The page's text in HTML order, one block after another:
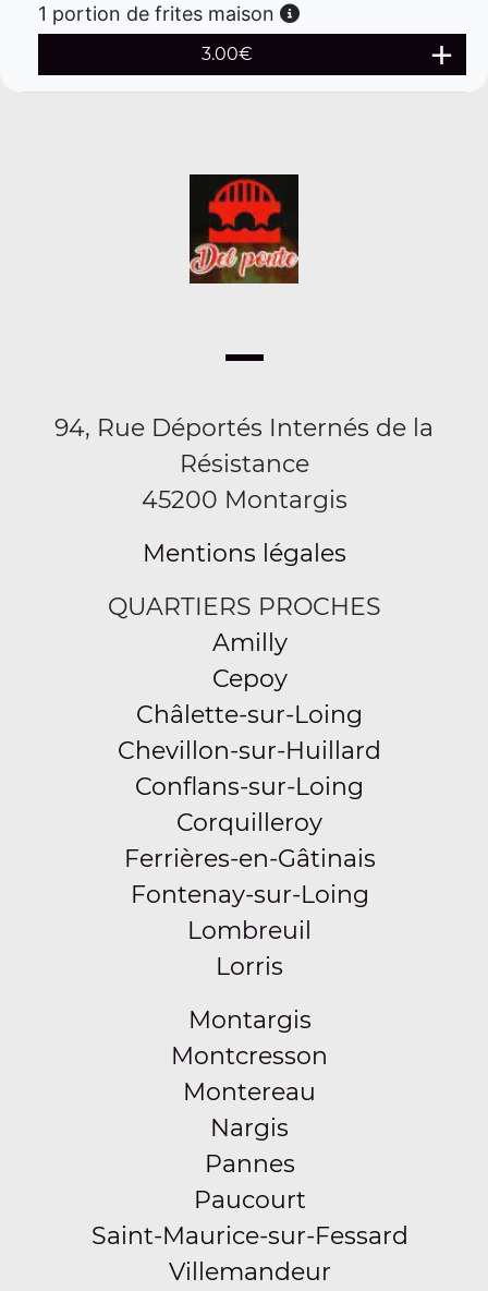
1 portion de frites maison
3.00€
94, Rue Déportés Internés de la
Résistance
45200 Montargis
Mentions légales
QUARTIERS PROCHES
Amilly
Cepoy
Châlette-sur-Loing
Chevillon-sur-Huillard
Conflans-sur-Loing
Corquilleroy
Ferrières-en-Gâtinais
Fontenay-sur-Loing
Lombreuil
Lorris
Montargis
Montcresson
Montereau
Nargis
Pannes
Paucourt
Saint-Maurice-sur-Fessard
Villemandeur